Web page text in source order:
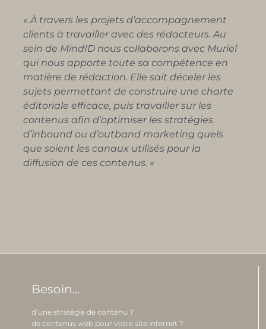
« À travers les projets d’accompagnement
clients à travailler avec des rédacteurs. Au
sein de MindID nous collaborons avec Muriel
qui nous apporte toute sa compétence en
matière de rédaction. Elle sait déceler les
sujets permettant de construire une charte
éditoriale efficace, puis travailler sur les
contenus afin d’optimiser les stratégies
d’inbound ou d’outband marketing quels
que soient les canaux utilisés pour la
diffusion de ces contenus. »
Besoin...
d’une stratégie de contenu ?
de contenus web pour votre site internet ?